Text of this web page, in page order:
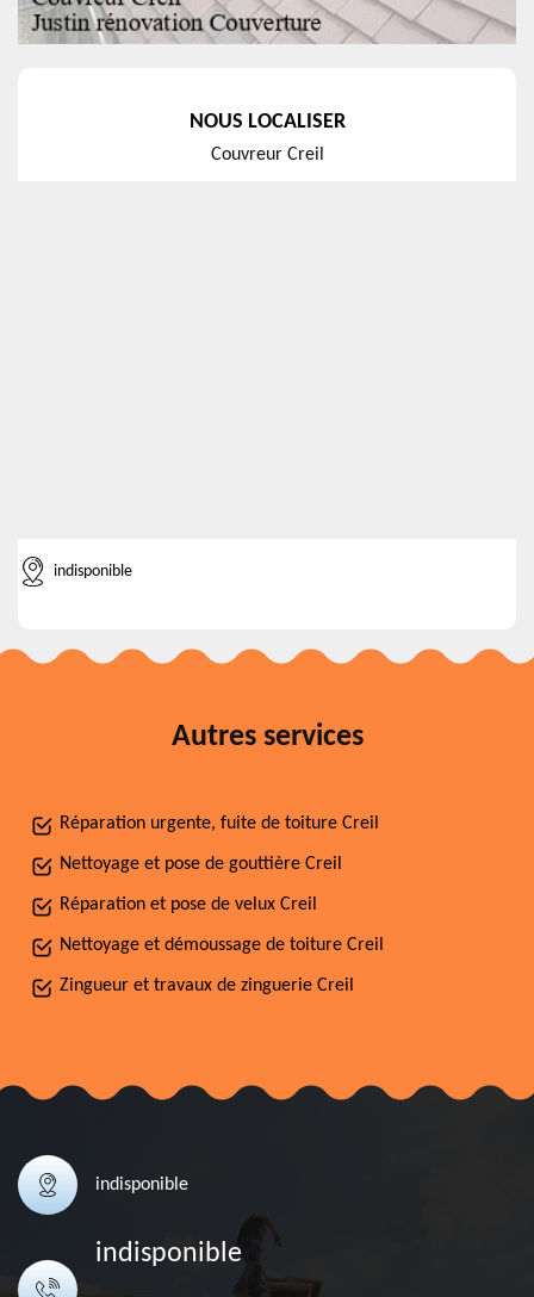
NOUS LOCALISER
Couvreur Creil
indisponible
Autres services
Réparation urgente, fuite de toiture Creil
Nettoyage et pose de gouttière Creil
Réparation et pose de velux Creil
Nettoyage et démoussage de toiture Creil
Zingueur et travaux de zinguerie Creil
indisponible
indisponible